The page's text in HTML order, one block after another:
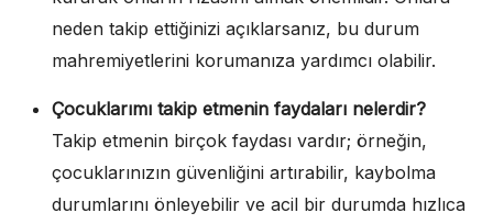
neden takip ettiğinizi açıklarsanız, bu durum
mahremiyetlerini korumanıza yardımcı olabilir.
Çocuklarımı takip etmenin faydaları nelerdir?
Takip etmenin birçok faydası vardır; örneğin,
çocuklarınızın güvenliğini artırabilir, kaybolma
durumlarını önleyebilir ve acil bir durumda hızlıca